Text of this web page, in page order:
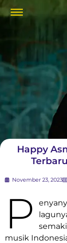
Happy
November 23, 2023
P
musik